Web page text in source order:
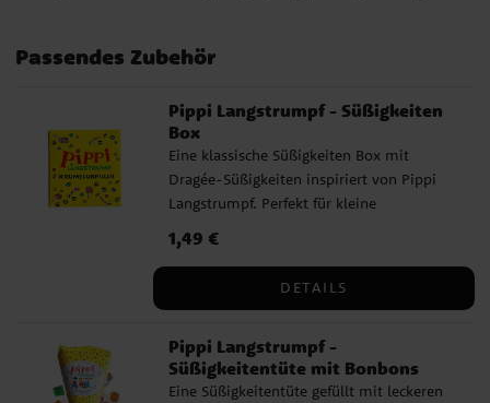
Passendes Zubehör
Pippi Langstrumpf - Süßigkeiten
Box
Eine klassische Süßigkeiten Box mit
Dragée-Süßigkeiten inspiriert von Pippi
Langstrumpf. Perfekt für kleine
Gewicht 20 Gramm. Inhaltsstoffe: Zucker,
(Mais), Wasser, Säuerungsmittel (E270,
(E120, E132, E133, E150a, E160a).
Preis :1,49 €
1,49 €
DETAILS
Pippi Langstrumpf -
Süßigkeitentüte mit Bonbons
Eine Süßigkeitentüte gefüllt mit leckeren